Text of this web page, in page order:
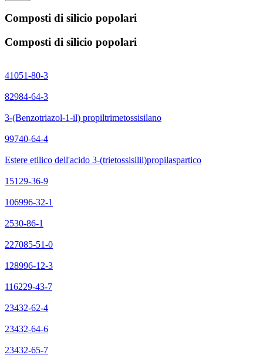
Composti di silicio popolari
Composti di silicio popolari
41051-80-3
82984-64-3
3-(Benzotriazol-1-il) propiltrimetossisilano
99740-64-4
Estere etilico dell'acido 3-(trietossisilil)propilaspartico
15129-36-9
106996-32-1
2530-86-1
227085-51-0
128996-12-3
116229-43-7
23432-62-4
23432-64-6
23432-65-7